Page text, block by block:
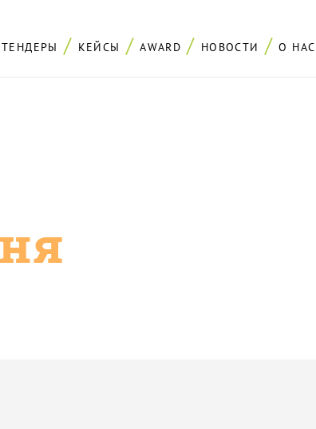
ТЕНДЕРЫ КЕЙСЫ AWARD НОВОСТИ О НАС